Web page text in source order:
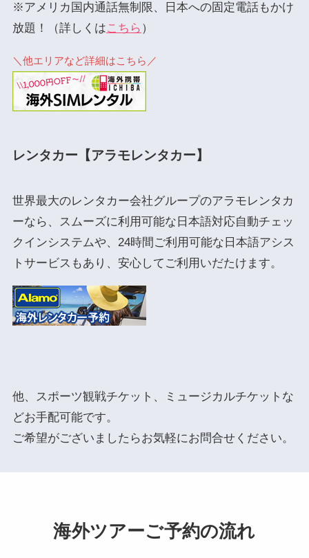
※アメリカ国内通話無制限、日本への固定電話もかけ
放題！（詳しくはこちら ）
＼他エリアなど詳細はこちら／
レンタカー【アラモレンタカー】
世界最大のレンタカー会社グループのアラモレンタカ
ーなら、スムーズに利用可能な日本語対応自動チェッ
クインシステムや、24時間ご利用可能な日本語アシス
トサービスもあり、安心してご利用いだたけます。
他、スポーツ観戦チケット、ミュージカルチケットな
どお手配可能です。
ご希望がございましたらお気軽にお問合せください。
海外ツアーご予約の流れ